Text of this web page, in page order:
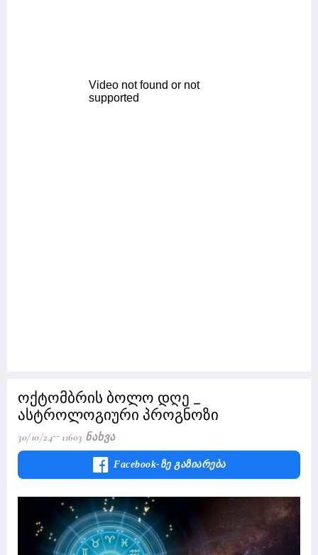
ოქტომბრის ბოლო დღე _
ასტროლოგიური პროგნოზი
30/10/24 11603 Ნახვა
Facebook-Ზე Გაზიარება